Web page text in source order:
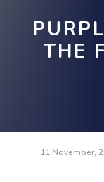
THE
11 November,